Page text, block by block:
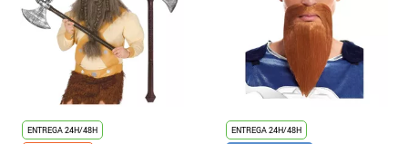
ENTREGA 24H/48H
ENTREGA 24H/48H